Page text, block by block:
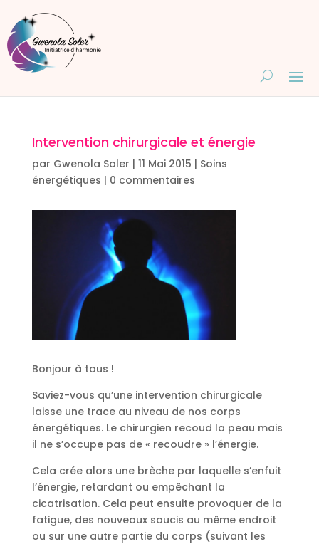
Intervention chirurgicale et énergie
par Gwenola Soler | 11 Mai 2015 | Soins
énergétiques | 0 commentaires
Bonjour à tous !
Saviez-vous qu’une intervention chirurgicale
laisse une trace au niveau de nos corps
énergétiques. Le chirurgien recoud la peau mais
il ne s’occupe pas de « recoudre » l’énergie.
Cela crée alors une brèche par laquelle s’enfuit
l’énergie, retardant ou empêchant la
cicatrisation. Cela peut ensuite provoquer de la
fatigue, des nouveaux soucis au même endroit
ou sur une autre partie du corps (suivant les